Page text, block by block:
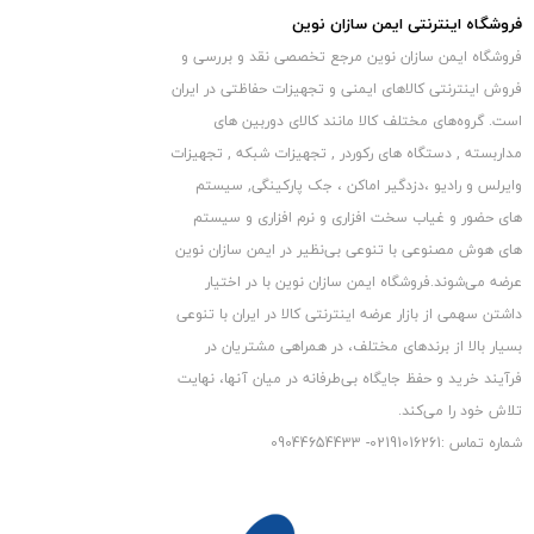
دانلود مشخصات فنی (زبان اصلی)
سنسور حرکتی PMD85
لطفا با ثبت نظرات خود، ما را در جهت ارتقای کیفیت کالاها، خدمات
و مقالات یاری فرمایید.
فروشگاه اینترنتی ایمن سازان نوین
فروشگاه ایمن سازان نوین مرجع تخصصی نقد و بررسی و
فروش اینترنتی کالاهای ایمنی و تجهیزات حفاظتی در ایران
است. گروه‏‏‌های مختلف کالا مانند کالای دوربین های
مداربسته , دستگاه های رکوردر , تجهیزات شبکه , تجهیزات
وایرلس و رادیو ،دزدگیر اماکن ، جک پارکینگی, سیستم
های حضور و غیاب سخت افزاری و نرم افزاری و سیستم
های هوش مصنوعی با تنوعی بی‌نظیر در ایمن سازان نوین
عرضه می‏‏‏‌شوند.فروشگاه ایمن سازان نوین با در اختیار
داشتن سهمی از بازار عرضه اینترنتی کالا در ایران با تنوعی
بسیار بالا از برندهای مختلف، در همراهی مشتریان در
فرآیند خرید و حفظ جایگاه بی‏‏‏‌طرفانه در میان آنها، نهایت
تلاش خود را می‌‏‏کند.
شماره تماس :02191016261- 09044654433